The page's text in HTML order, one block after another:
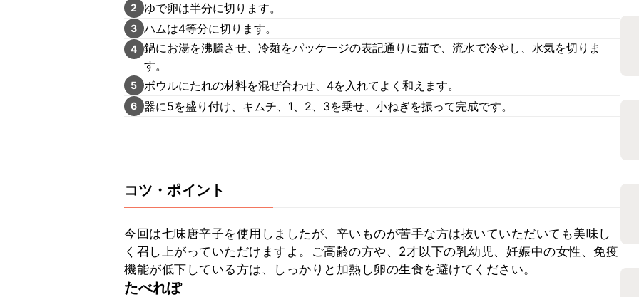
2 ゆで卵は半分に切ります。
3 ハムは4等分に切ります。
4 鍋にお湯を沸騰させ、冷麺をパッケージの表記通りに茹で、流水で冷やし、水気を切りま
す。
5 ボウルにたれの材料を混ぜ合わせ、4を入れてよく和えます。
6 器に5を盛り付け、キムチ、1、2、3を乗せ、小ねぎを振って完成です。
コツ・ポイント
今回は七味唐辛子を使用しましたが、辛いものが苦手な方は抜いていただいても美味し
く召し上がっていただけますよ。ご高齢の方や、2才以下の乳幼児、妊娠中の女性、免疫
機能が低下している方は、しっかりと加熱し卵の生食を避けてください。
たべれぽ